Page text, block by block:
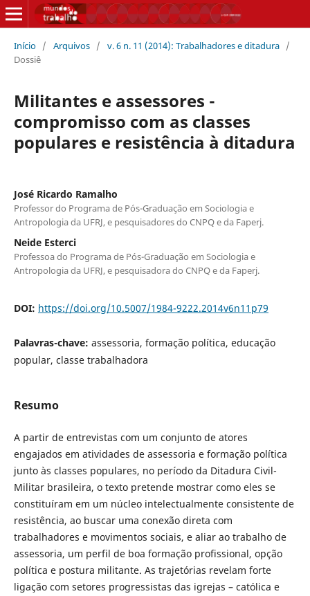
Início / Arquivos / v. 6 n. 11 (2014): Trabalhadores e ditadura /
Dossiê
Militantes e assessores -
compromisso com as classes
populares e resistência à ditadura
José Ricardo Ramalho
Professor do Programa de Pós-Graduação em Sociologia e
Antropologia da UFRJ, e pesquisadores do CNPQ e da Faperj.
Neide Esterci
Professoa do Programa de Pós-Graduação em Sociologia e
Antropologia da UFRJ, e pesquisadora do CNPQ e da Faperj.
DOI: https://doi.org/10.5007/1984-9222.2014v6n11p79
Palavras-chave: assessoria, formação política, educação
popular, classe trabalhadora
Resumo
A partir de entrevistas com um conjunto de atores
engajados em atividades de assessoria e formação política
junto às classes populares, no período da Ditadura Civil-
Militar brasileira, o texto pretende mostrar como eles se
constituíram em um núcleo intelectualmente consistente de
resistência, ao buscar uma conexão direta com
trabalhadores e movimentos sociais, e aliar ao trabalho de
assessoria, um perfil de boa formação profissional, opção
política e postura militante. As trajetórias revelam forte
ligação com setores progressistas das igrejas – católica e